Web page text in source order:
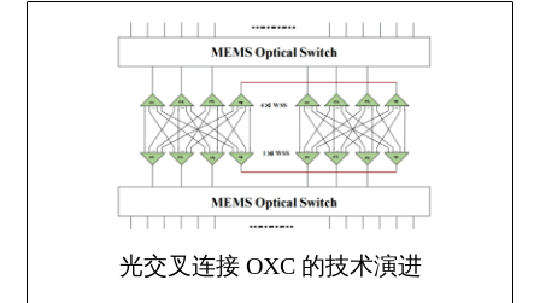
光交叉连接 OXC 的技术演进